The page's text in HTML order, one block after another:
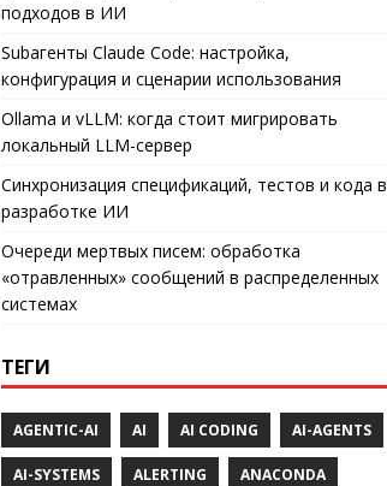
подходов в ИИ
Subагенты Claude Code: настройка,
конфигурация и сценарии использования
Ollama и vLLM: когда стоит мигрировать
локальный LLM-сервер
Синхронизация спецификаций, тестов и кода в
разработке ИИ
Очереди мертвых писем: обработка
«отравленных» сообщений в распределенных
системах
ТЕГИ
AGENTIC-AI AI AI CODING AI-AGENTS
AI-SYSTEMS ALERTING ANACONDA